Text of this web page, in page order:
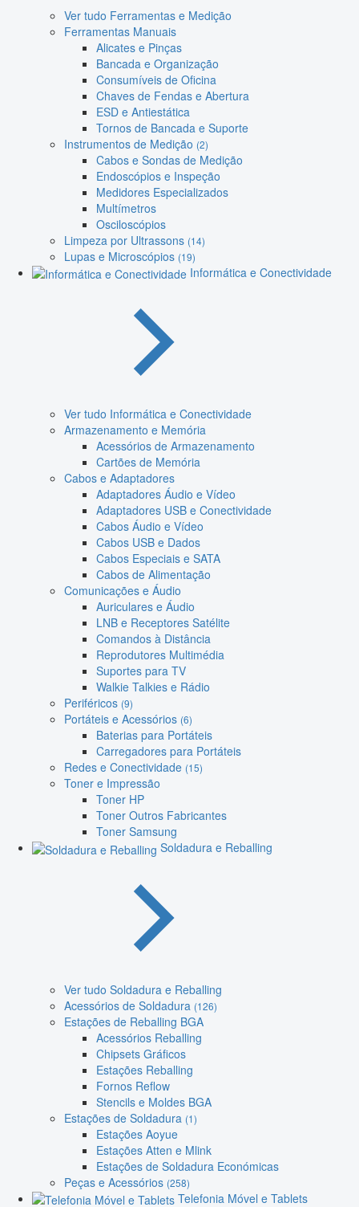
Ver tudo Ferramentas e Medição
Ferramentas Manuais
Alicates e Pinças
Bancada e Organização
Consumíveis de Oficina
Chaves de Fendas e Abertura
ESD e Antiestática
Tornos de Bancada e Suporte
Instrumentos de Medição (2)
Cabos e Sondas de Medição
Endoscópios e Inspeção
Medidores Especializados
Multímetros
Osciloscópios
Limpeza por Ultrassons (14)
Lupas e Microscópios (19)
Informática e Conectividade
Ver tudo Informática e Conectividade
Armazenamento e Memória
Acessórios de Armazenamento
Cartões de Memória
Cabos e Adaptadores
Adaptadores Áudio e Vídeo
Adaptadores USB e Conectividade
Cabos Áudio e Vídeo
Cabos USB e Dados
Cabos Especiais e SATA
Cabos de Alimentação
Comunicações e Áudio
Auriculares e Áudio
LNB e Receptores Satélite
Comandos à Distância
Reprodutores Multimédia
Suportes para TV
Walkie Talkies e Rádio
Periféricos (9)
Portáteis e Acessórios (6)
Baterias para Portáteis
Carregadores para Portáteis
Redes e Conectividade (15)
Toner e Impressão
Toner HP
Toner Outros Fabricantes
Toner Samsung
Soldadura e Reballing
Ver tudo Soldadura e Reballing
Acessórios de Soldadura (126)
Estações de Reballing BGA
Acessórios Reballing
Chipsets Gráficos
Estações Reballing
Fornos Reflow
Stencils e Moldes BGA
Estações de Soldadura (1)
Estações Aoyue
Estações Atten e Mlink
Estações de Soldadura Económicas
Peças e Acessórios (258)
Telefonia Móvel e Tablets